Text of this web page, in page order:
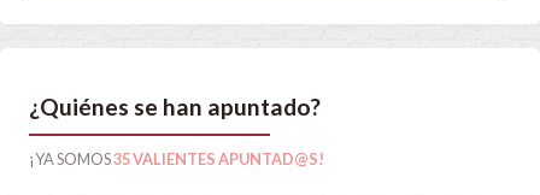
¿Quiénes se han apuntado?
¡YA SOMOS35 VALIENTES APUNTAD@S!